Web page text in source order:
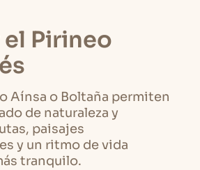
Pirineo
Aínsa o Boltaña permiten
de naturaleza y
paisajes
y un ritmo de vida
tranquilo.